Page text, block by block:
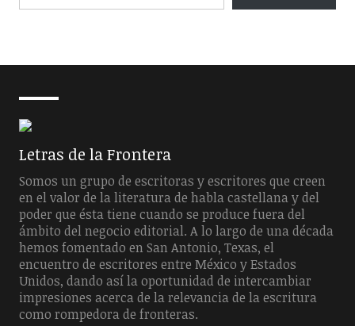
Letras de la Frontera
Somos un grupo de escritoras y escritores que creen
en el valor de la literatura de habla castellana y del
poder que ésta tiene cuando se produce fuera del
ámbito del negocio editorial. A lo largo de una década
hemos fomentado en San Antonio, Texas, el
encuentro de escritores entre México y Estados
Unidos, dando así la oportunidad de intercambiar
impresiones acerca de la relevancia de la escritura
como rompedora de fronteras.